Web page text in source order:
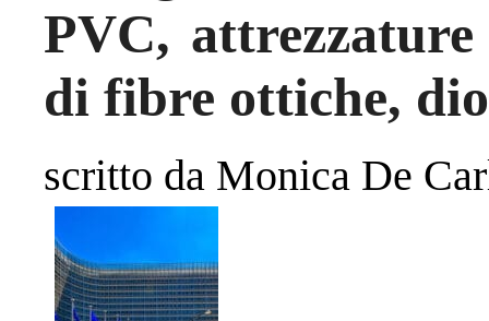
PVC,
di fibre ottiche,
scritto da Monica De